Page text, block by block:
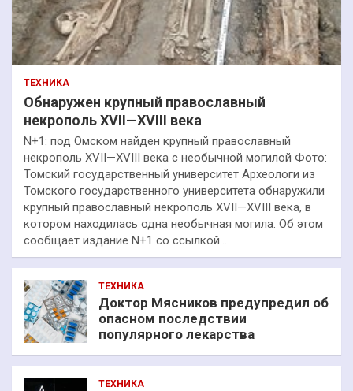
ТЕХНИКА
Обнаружен крупный православный
некрополь XVII—XVIII века
N+1: под Омском найден крупный православный
некрополь XVII—XVIII века с необычной могилой Фото:
Томский государственный университет Археологи из
Томского государственного университета обнаружили
крупный православный некрополь XVII—XVIII века, в
котором находилась одна необычная могила. Об этом
сообщает издание N+1 со ссылкой…
ТЕХНИКА
Доктор Мясников предупредил об
опасном последствии
популярного лекарства
ТЕХНИКА